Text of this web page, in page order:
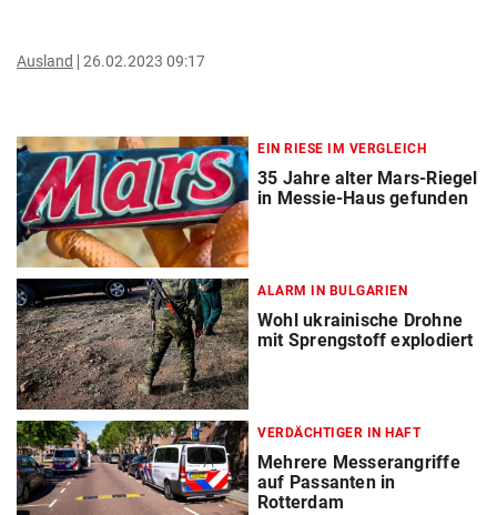
Ausland 26.02.2023 09:17
EIN RIESE IM VERGLEICH
35 Jahre alter Mars-Riegel
in Messie-Haus gefunden
ALARM IN BULGARIEN
Wohl ukrainische Drohne
mit Sprengstoff explodiert
VERDÄCHTIGER IN HAFT
Mehrere Messerangriffe
auf Passanten in
Rotterdam